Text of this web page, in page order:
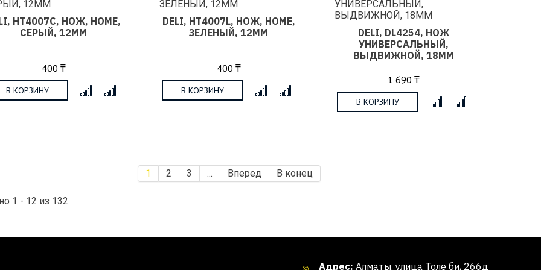
HT4007C, НОЖ, HOME,
СЕРЫЙ, 12ММ
400 ₸
В КОРЗИНУ
DELI, HT4007L, НОЖ, HOME,
ЗЕЛЕНЫЙ, 12ММ
400 ₸
В КОРЗИНУ
DELI, DL4254, НОЖ
УНИВЕРСАЛЬНЫЙ,
ВЫДВИЖНОЙ, 18ММ
1 690 ₸
В КОРЗИНУ
1 2 3 ... Вперед В конец
1 - 12 из 132
Адрес: Алматы, улица Толе би, 266д